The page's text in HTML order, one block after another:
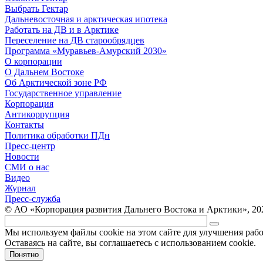
Выбрать Гектар
Дальневосточная и арктическая ипотека
Работать на ДВ и в Арктике
Переселение на ДВ старообрядцев
Программа «Муравьев-Амурский 2030»
О корпорации
О Дальнем Востоке
Об Арктической зоне РФ
Государственное управление
Корпорация
Антикоррупция
Контакты
Политика обработки ПДн
Пресс-центр
Новости
СМИ о нас
Видео
Журнал
Пресс-служба
© АО «Корпорация развития Дальнего Востока и Арктики»,
Мы используем файлы cookie на этом сайте для улучшения
Оставаясь на сайте, вы соглашаетесь с использованием cookie.
Понятно